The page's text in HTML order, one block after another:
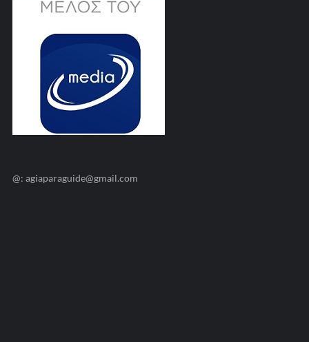
@: agiaparaguide@gmail.com